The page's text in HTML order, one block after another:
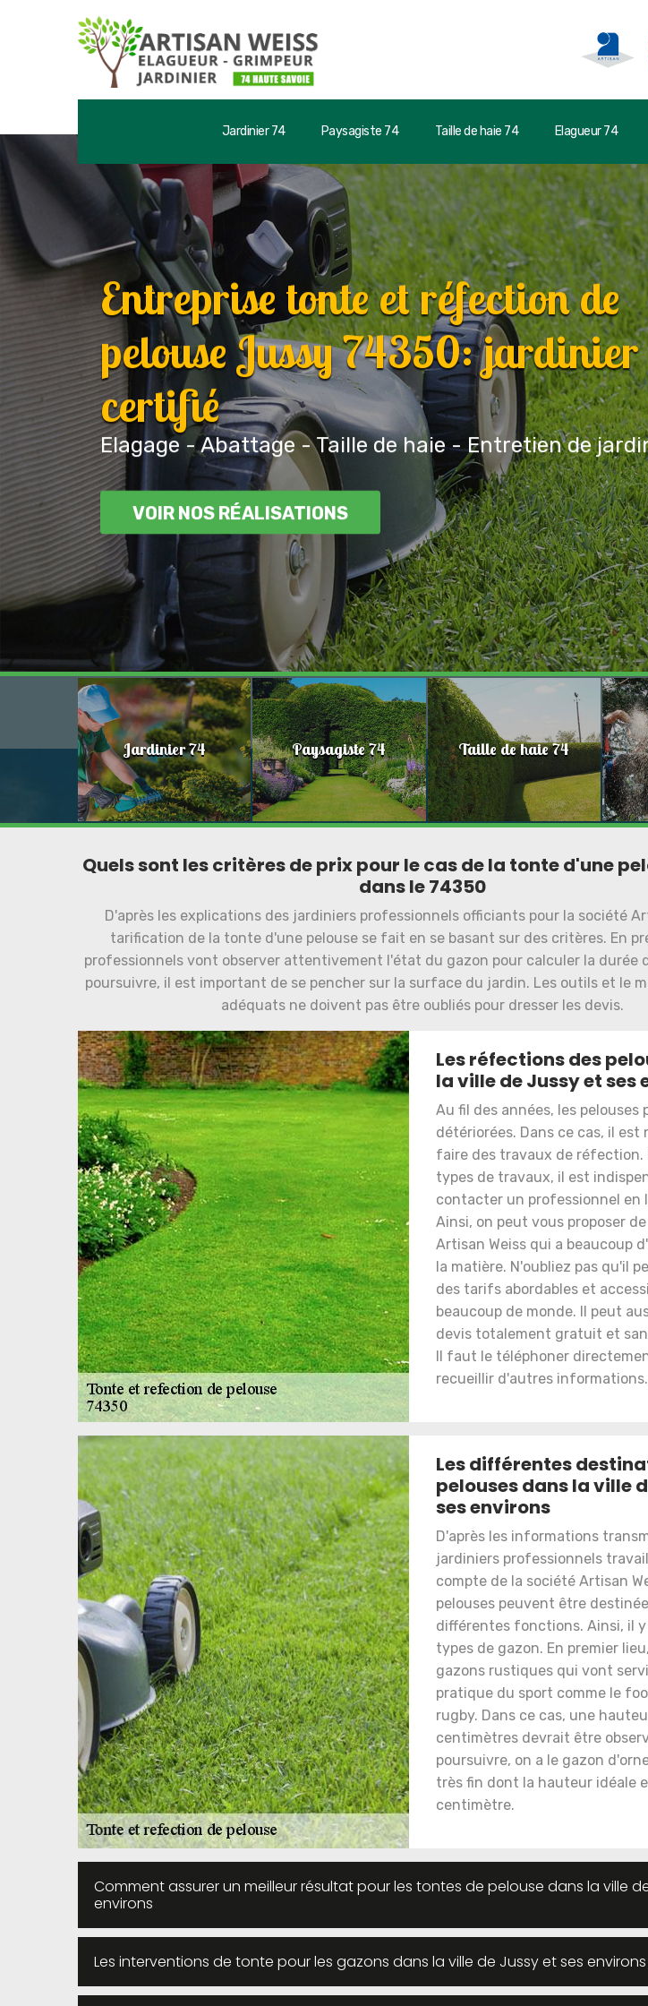
Jardinier 74 Paysagiste 74 Taille de haie 74 Elagueur 74
Entreprise tonte et réfection de
pelouse Jussy 74350: jardinier
certifié
Elagage - Abattage - Taille de haie - Entretien de
VOIR NOS RÉALISATIONS
Jardinier 74 Paysagiste 74 Taille de haie 74
Quels sont les critères de prix pour le cas de la tonte d'une
dans le 74350
D'après les explications des jardiniers professionnels officiants pour la société
tarification de la tonte d'une pelouse se fait en se basant sur des critères. En
professionnels vont observer attentivement l'état du gazon pour calculer la durée
poursuivre, il est important de se pencher sur la surface du jardin. Les outils et le
adéquats ne doivent pas être oubliés pour dresser les devis.
Les réfections des
la ville de Jussy et ses
Au fil des années, les pelouses
détériorées. Dans ce cas, il est
faire des travaux de réfection.
types de travaux, il est
contacter un professionnel en
Ainsi, on peut vous proposer
Artisan Weiss qui a beaucoup
la matière. N'oubliez pas qu'il
des tarifs abordables et
beaucoup de monde. Il peut
devis totalement gratuit et
Il faut le téléphoner
recueillir d'autres informations.
Les différentes
pelouses dans la ville
ses environs
D'après les informations
jardiniers professionnels
compte de la société Artisan
pelouses peuvent être
différentes fonctions. Ainsi, il
types de gazon. En premier
gazons rustiques qui vont
pratique du sport comme le
rugby. Dans ce cas, une
centimètres devrait être
poursuivre, on a le gazon
très fin dont la hauteur idéale
centimètre.
Comment assurer un meilleur résultat pour les tontes de pelouse dans la ville
environs
Les interventions de tonte pour les gazons dans la ville de Jussy et ses environs